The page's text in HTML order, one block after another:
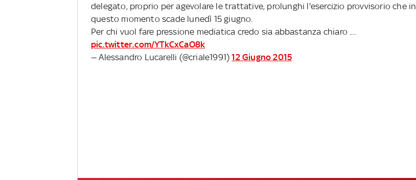
delegato, proprio per agevolare le trattative, prolunghi l'esercizio provvisorio che in
questo momento scade lunedì 15 giugno.
Per chi vuol fare pressione mediatica credo sia abbastanza chiaro ....
pic.twitter.com/YTkCxCaO8k
— Alessandro Lucarelli (@criale1991)12 Giugno 2015